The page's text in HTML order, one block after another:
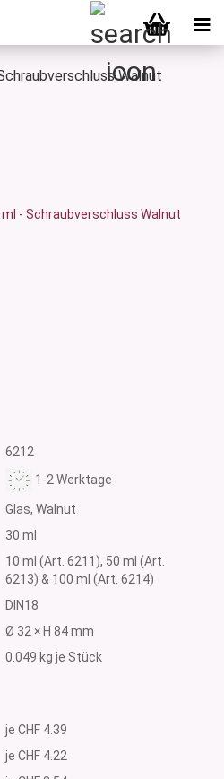
Walnut
6212
1-2 Werktage
Glas, Walnut
30 ml
10 ml (Art. 6211), 50 ml (Art.
6213) & 100 ml (Art. 6214)
DIN18
Ø 32 × H 84 mm
0.049 kg je Stück
je CHF 4.39
je CHF 4.22